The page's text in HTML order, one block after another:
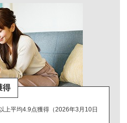
得
上平均4.9点獲得（2026年3月10日